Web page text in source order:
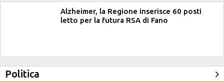
Alzheimer, la Regione inserisce 60 posti
letto per la futura RSA di Fano
Politica